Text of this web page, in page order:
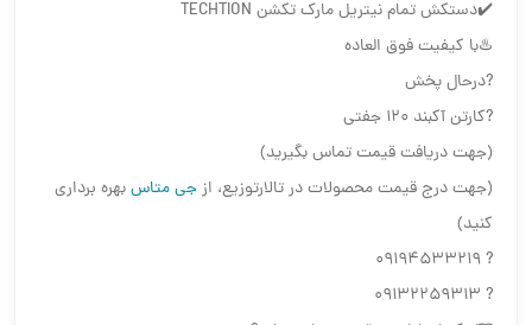
✔️دستکش تمام نیتریل مارک تکشن TECHTION
♨️با کیفیت فوق العاده
?درحال پخش
?کارتن آکبند ۱۲۰ جفتی
(جهت دریافت قیمت تماس بگیرید)
(جهت درج قیمت محصولات در تالارتوزیع، ازجی متاسبهره برداری
کنید)
? 09194533219
? 09132259313